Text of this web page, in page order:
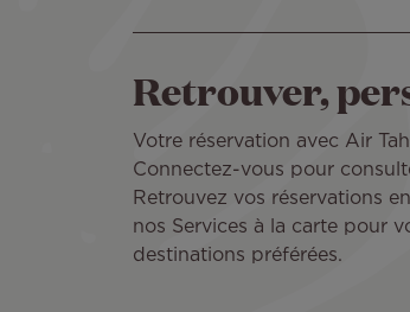
Retrouver,
Votre réservation avec Air
Connectez-vous pour
Retrouvez vos réservations
nos Services à la carte pour
destinations préférées.